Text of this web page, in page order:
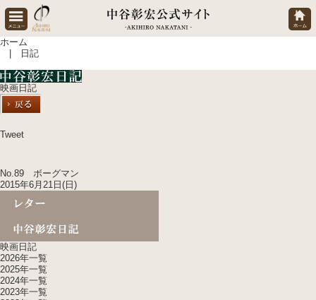
ホーム
| 日記
映画日記
Tweet
No.89 ボーグマン
2015年6月21日(日)
映画日記
2026年一覧
2025年一覧
2024年一覧
2023年一覧